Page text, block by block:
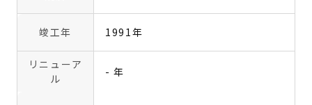
竣工年 1991年
リニューア
ル
- 年